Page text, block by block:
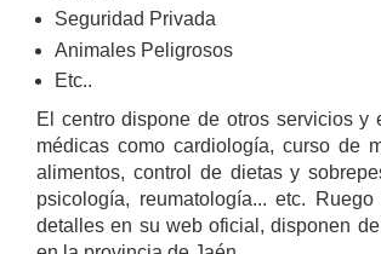
Seguridad Privada
Animales Peligrosos
Etc..
El centro dispone de otros servicios y
médicas como cardiología, curso de
alimentos, control de dietas y
psicología, reumatología... etc.
detalles en su web oficial, disponen